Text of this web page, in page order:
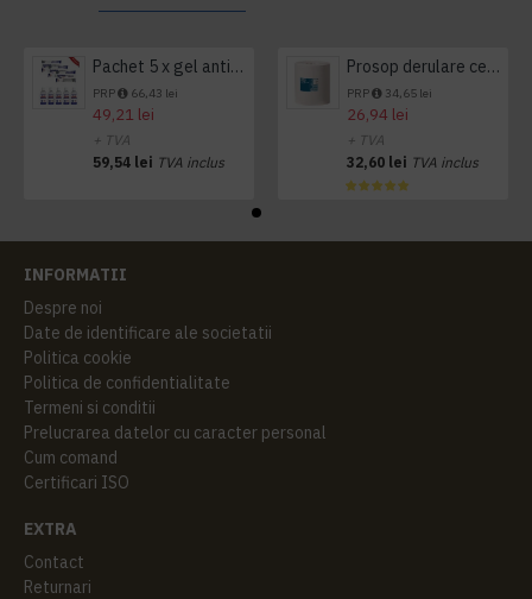
Pachet 5 x gel antibacterian 50ml si 3 x Servetele antibacteriene 48 buc Hygienium
PRP 66,43 lei
49,21 lei
+ TVA
59,54 lei TVA inclus
Prosop derulare centrala 1 pliu, 300 m Tork
PRP 34,65 lei
26,94 lei
+ TVA
32,60 lei TVA inclus
INFORMATII
Despre noi
Date de identificare ale societatii
Politica cookie
Politica de confidentialitate
Termeni si conditii
Prelucrarea datelor cu caracter personal
Cum comand
Certificari ISO
EXTRA
Contact
Returnari